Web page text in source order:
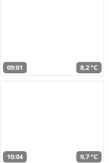
09:01 8,2 °C
10:04 9,7 °C